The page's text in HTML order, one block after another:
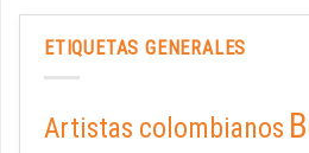
ETIQUETAS GENERALES
Artistas colombianos